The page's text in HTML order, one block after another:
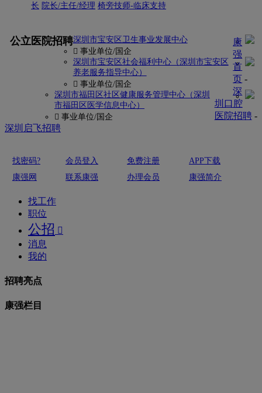
长 院长/主任/经理 椅旁技师-临床支持
公立医院招聘深圳市宝安区卫生事业发展中心
 事业单位/国企
深圳市宝安区社会福利中心（深圳市宝安区
养老服务指导中心）
 事业单位/国企
深圳市福田区社区健康服务管理中心（深圳
市福田区医学信息中心）
 事业单位/国企
康
强
首
页 -
深
圳口腔
医院招聘-
深圳启飞招聘
找密码? 会员登入 免费注册
APP下载
康强网
联系康强 办理会员 康强简介
找工作
职位
公招 
消息
我的
招聘亮点
康强栏目